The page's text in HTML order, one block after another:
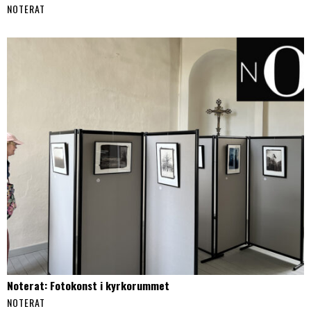
NOTERAT
Noterat: Fotokonst i kyrkorummet
NOTERAT